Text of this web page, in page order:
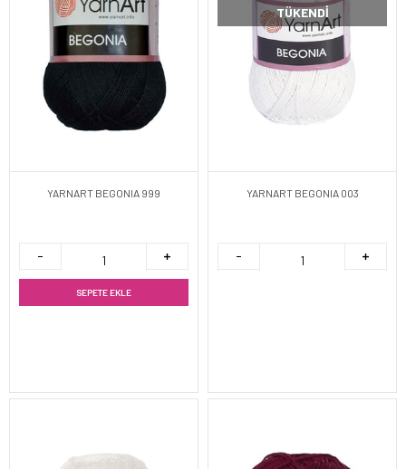
YARNART BEGONIA 999
SEPETE EKLE
TÜKENDI
YARNART BEGONIA 003